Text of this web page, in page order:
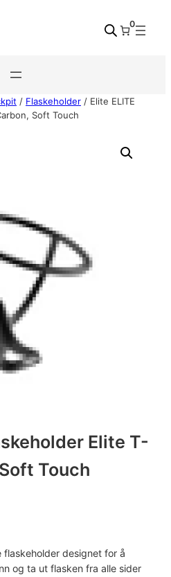
0
/ Flaskeholder / Elite ELITE
Soft Touch
Elite T-
Touch
flaskeholder designet for å
og ta ut flasken fra alle sider